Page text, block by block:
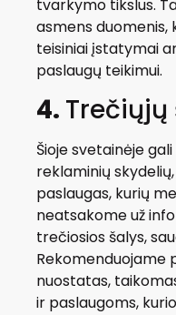
tvarkymo tikslus.
asmens duomenis,
teisiniai įstatymai
paslaugų teikimui.
4.
Šioje svetainėje
reklaminių
paslaugas, kurių
neatsakome už
trečiosios šalys,
nuostatas,
ir paslaugoms,